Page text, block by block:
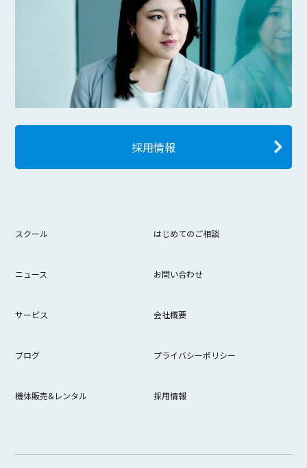
採用情報
スクール はじめてのご相談
ニュース お問い合わせ
サービス 会社概要
ブログ プライバシーポリシー
機体販売&レンタル 採用情報